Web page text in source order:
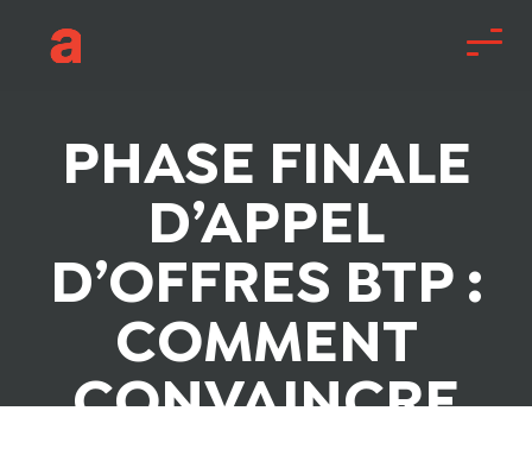
PHASE FINALE
D’APPEL
D’OFFRES BTP :
COMMENT
CONVAINCRE